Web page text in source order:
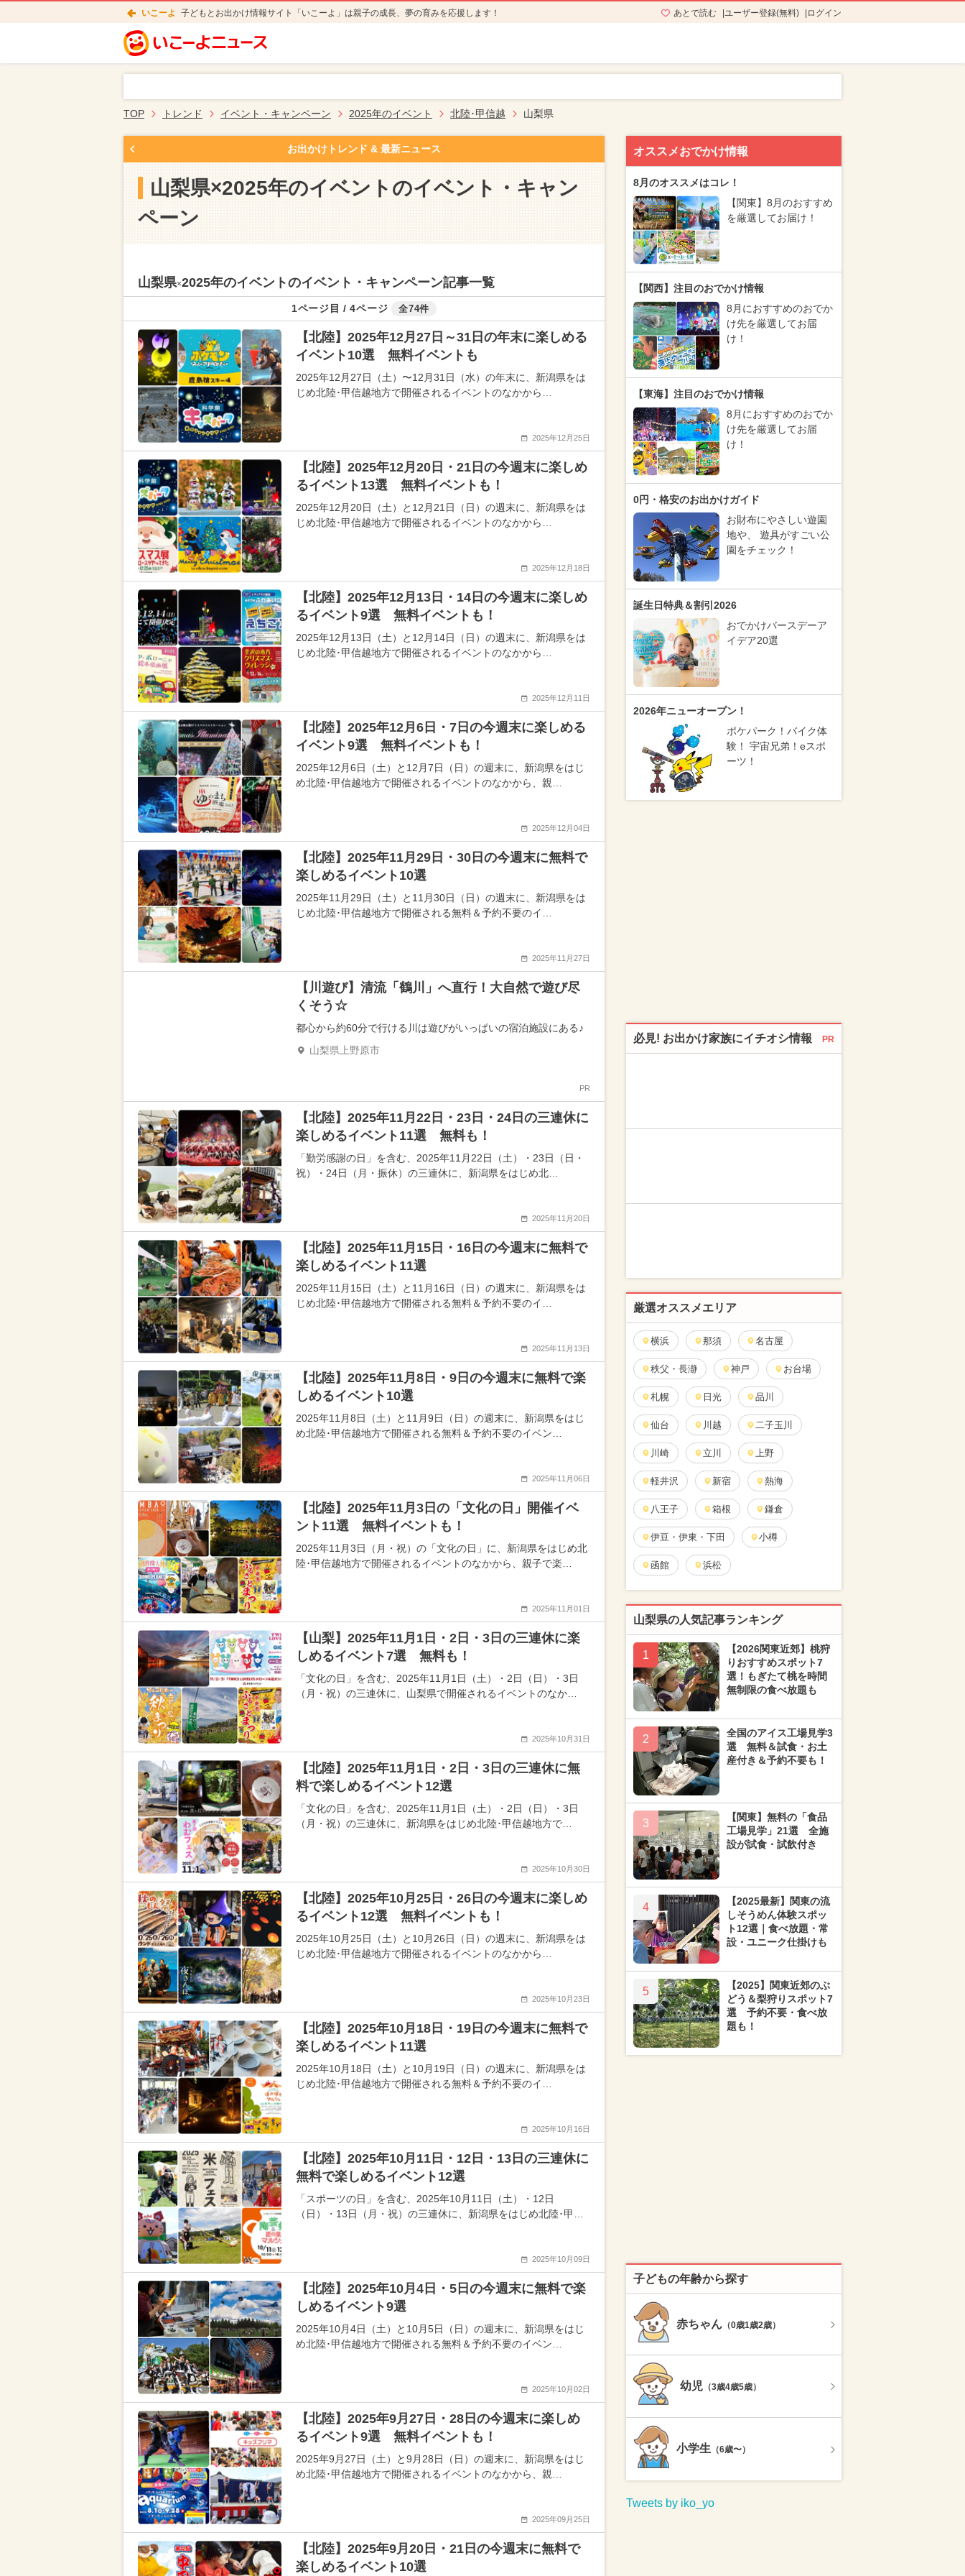
いこーよ 子どもとお出かけ情報サイト「いこーよ」は親子の成長、夢の育みを応援します！ あとで読む ユーザー登録(無料) ログイン
TOP トレンド イベント・キャンペーン 2025年のイベント 北陸･甲信越 山梨県
お出かけトレンド & 最新ニュース
山梨県×2025年のイベントのイベント・キャン
ペーン
山梨県×2025年のイベントのイベント・キャンペーン記事一覧
1ページ目 / 4ページ 全74件
【北陸】2025年12月27日～31日の年末に楽しめる
イベント10選 無料イベントも
2025年12月27日（土）〜12月31日（水）の年末に、新潟県をは
じめ北陸･甲信越地方で開催されるイベントのなかから…
2025年12月25日
【北陸】2025年12月20日・21日の今週末に楽しめ
るイベント13選 無料イベントも！
2025年12月20日（土）と12月21日（日）の週末に、新潟県をは
じめ北陸･甲信越地方で開催されるイベントのなかから…
2025年12月18日
【北陸】2025年12月13日・14日の今週末に楽しめ
るイベント9選 無料イベントも！
2025年12月13日（土）と12月14日（日）の週末に、新潟県をは
じめ北陸･甲信越地方で開催されるイベントのなかから…
2025年12月11日
【北陸】2025年12月6日・7日の今週末に楽しめる
イベント9選 無料イベントも！
2025年12月6日（土）と12月7日（日）の週末に、新潟県をはじ
め北陸･甲信越地方で開催されるイベントのなかから、親…
2025年12月04日
【北陸】2025年11月29日・30日の今週末に無料で
楽しめるイベント10選
2025年11月29日（土）と11月30日（日）の週末に、新潟県をは
じめ北陸･甲信越地方で開催される無料＆予約不要のイ…
2025年11月27日
【川遊び】清流「鶴川」へ直行！大自然で遊び尽
くそう☆
都心から約60分で行ける川は遊びがいっぱいの宿泊施設にある♪
山梨県上野原市
PR
【北陸】2025年11月22日・23日・24日の三連休に
楽しめるイベント11選 無料も！
「勤労感謝の日」を含む、2025年11月22日（土）・23日（日・
祝）・24日（月・振休）の三連休に、新潟県をはじめ北…
2025年11月20日
【北陸】2025年11月15日・16日の今週末に無料で
楽しめるイベント11選
2025年11月15日（土）と11月16日（日）の週末に、新潟県をは
じめ北陸･甲信越地方で開催される無料＆予約不要のイ…
2025年11月13日
【北陸】2025年11月8日・9日の今週末に無料で楽
しめるイベント10選
2025年11月8日（土）と11月9日（日）の週末に、新潟県をはじ
め北陸･甲信越地方で開催される無料＆予約不要のイベン…
2025年11月06日
【北陸】2025年11月3日の「文化の日」開催イベ
ント11選 無料イベントも！
2025年11月3日（月・祝）の「文化の日」に、新潟県をはじめ北
陸･甲信越地方で開催されるイベントのなかから、親子で楽…
2025年11月01日
【山梨】2025年11月1日・2日・3日の三連休に楽
しめるイベント7選 無料も！
「文化の日」を含む、2025年11月1日（土）・2日（日）・3日
（月・祝）の三連休に、山梨県で開催されるイベントのなか…
2025年10月31日
【北陸】2025年11月1日・2日・3日の三連休に無
料で楽しめるイベント12選
「文化の日」を含む、2025年11月1日（土）・2日（日）・3日
（月・祝）の三連休に、新潟県をはじめ北陸･甲信越地方で…
2025年10月30日
【北陸】2025年10月25日・26日の今週末に楽しめ
るイベント12選 無料イベントも！
2025年10月25日（土）と10月26日（日）の週末に、新潟県をは
じめ北陸･甲信越地方で開催されるイベントのなかから…
2025年10月23日
【北陸】2025年10月18日・19日の今週末に無料で
楽しめるイベント11選
2025年10月18日（土）と10月19日（日）の週末に、新潟県をは
じめ北陸･甲信越地方で開催される無料＆予約不要のイ…
2025年10月16日
【北陸】2025年10月11日・12日・13日の三連休に
無料で楽しめるイベント12選
「スポーツの日」を含む、2025年10月11日（土）・12日
（日）・13日（月・祝）の三連休に、新潟県をはじめ北陸･甲…
2025年10月09日
【北陸】2025年10月4日・5日の今週末に無料で楽
しめるイベント9選
2025年10月4日（土）と10月5日（日）の週末に、新潟県をはじ
め北陸･甲信越地方で開催される無料＆予約不要のイベン…
2025年10月02日
【北陸】2025年9月27日・28日の今週末に楽しめ
るイベント9選 無料イベントも！
2025年9月27日（土）と9月28日（日）の週末に、新潟県をはじ
め北陸･甲信越地方で開催されるイベントのなかから、親…
2025年09月25日
【北陸】2025年9月20日・21日の今週末に無料で
楽しめるイベント10選
オススメおでかけ情報
8月のオススメはコレ！
【関東】8月のおすすめ
を厳選してお届け！
【関西】注目のおでかけ情報
8月におすすめのおでか
け先を厳選してお届
け！
【東海】注目のおでかけ情報
8月におすすめのおでか
け先を厳選してお届
け！
0円・格安のお出かけガイド
お財布にやさしい遊園
地や、 遊具がすごい公
園をチェック！
誕生日特典＆割引2026
おでかけバースデーア
イデア20選
2026年ニューオープン！
ポケパーク！バイク体
験！ 宇宙兄弟！eスポ
ーツ！
必見! お出かけ家族にイチオシ情報 PR
厳選オススメエリア
横浜 那須 名古屋
秩父・長瀞 神戸 お台場
札幌 日光 品川
仙台 川越 二子玉川
川崎 立川 上野
軽井沢 新宿 熱海
八王子 箱根 鎌倉
伊豆・伊東・下田 小樽
函館 浜松
山梨県の人気記事ランキング
1
【2026関東近郊】桃狩
りおすすめスポット7
選！もぎたて桃を時間
無制限の食べ放題も
2
全国のアイス工場見学3
選 無料＆試食・お土
産付き＆予約不要も！
3
【関東】無料の「食品
工場見学」21選 全施
設が試食・試飲付き
4
【2025最新】関東の流
しそうめん体験スポッ
ト12選｜食べ放題・常
設・ユニーク仕掛けも
5
【2025】関東近郊のぶ
どう＆梨狩りスポット7
選 予約不要・食べ放
題も！
子どもの年齢から探す
赤ちゃん （0歳1歳2歳）
幼児 （3歳4歳5歳）
小学生 （6歳〜）
Tweets by iko_yo